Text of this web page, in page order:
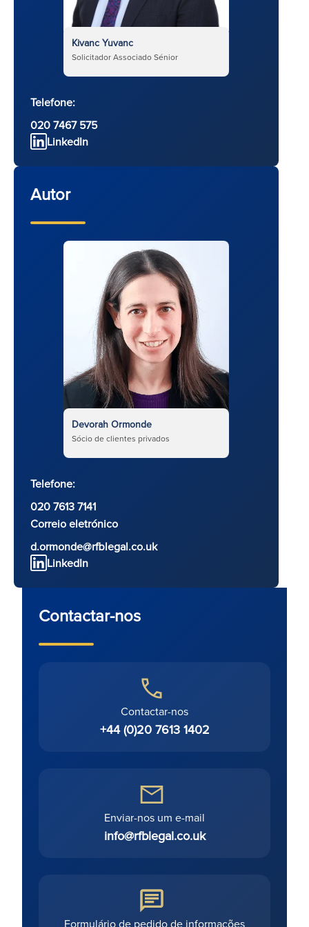
Kivanc Yuvanc
Solicitador Associado Sénior
Telefone:
020 7467 575
LinkedIn
Autor
Devorah Ormonde
Sócio de clientes privados
Telefone:
020 7613 7141
Correio eletrónico
d.ormonde@rfblegal.co.uk
LinkedIn
Contactar-nos
Contactar-nos
+44 (0)20 7613 1402
Enviar-nos um e-mail
info@rfblegal.co.uk
Formulário de pedido de informações